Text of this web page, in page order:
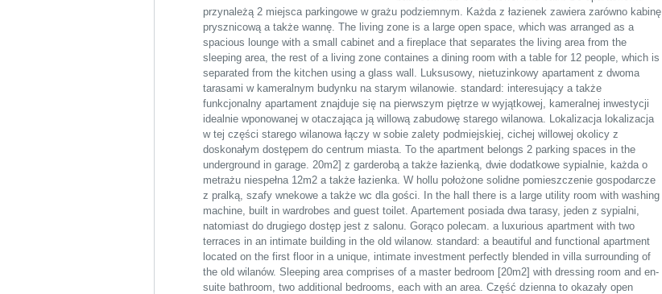
przynależą 2 miejsca parkingowe w grażu podziemnym. Każda z łazienek zawiera zarówno kabinę
prysznicową a także wannę. The living zone is a large open space, which was arranged as a
spacious lounge with a small cabinet and a fireplace that separates the living area from the
sleeping area, the rest of a living zone containes a dining room with a table for 12 people, which is
separated from the kitchen using a glass wall. Luksusowy, nietuzinkowy apartament z dwoma
tarasami w kameralnym budynku na starym wilanowie. standard: interesujący a także
funkcjonalny apartament znajduje się na pierwszym piętrze w wyjątkowej, kameralnej inwestycji
idealnie wponowanej w otaczająca ją willową zabudowę starego wilanowa. Lokalizacja lokalizacja
w tej części starego wilanowa łączy w sobie zalety podmiejskiej, cichej willowej okolicy z
doskonałym dostępem do centrum miasta. To the apartment belongs 2 parking spaces in the
underground in garage. 20m2] z garderobą a także łazienką, dwie dodatkowe sypialnie, każda o
metrażu niespełna 12m2 a także łazienka. W hollu położone solidne pomieszczenie gospodarcze
z pralką, szafy wnekowe a także wc dla gości. In the hall there is a large utility room with washing
machine, built in wardrobes and guest toilet. Apartement posiada dwa tarasy, jeden z sypialni,
natomiast do drugiego dostęp jest z salonu. Gorąco polecam. a luxurious apartment with two
terraces in an intimate building in the old wilanow. standard: a beautiful and functional apartment
located on the first floor in a unique, intimate investment perfectly blended in villa surrounding of
the old wilanów. Sleeping area comprises of a master bedroom [20m2] with dressing room and en-
suite bathroom, two additional bedrooms, each with an area. Część dzienna to okazały open